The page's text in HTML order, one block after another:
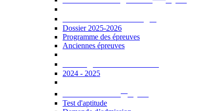
Dossier 2025-2026
Programme des épreuves
Anciennes épreuves
2024 - 2025
Test d'aptitude